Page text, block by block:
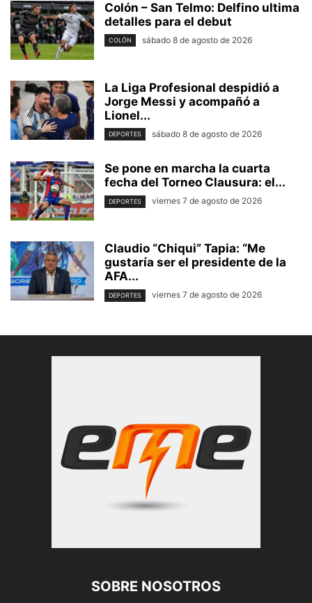
Colón – San Telmo: Delfino ultima
detalles para el debut
COLÓN sábado 8 de agosto de 2026
La Liga Profesional despidió a
Jorge Messi y acompañó a
Lionel...
DEPORTES sábado 8 de agosto de 2026
Se pone en marcha la cuarta
fecha del Torneo Clausura: el...
DEPORTES viernes 7 de agosto de 2026
Claudio “Chiqui” Tapia: “Me
gustaría ser el presidente de la
AFA...
DEPORTES viernes 7 de agosto de 2026
SOBRE NOSOTROS